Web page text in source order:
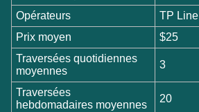
Opérateurs
TP Line
Prix moyen
$25
Traversées quotidiennes
moyennes
3
Traversées
hebdomadaires moyennes
20